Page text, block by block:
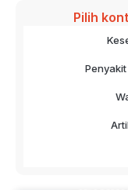
Pilih